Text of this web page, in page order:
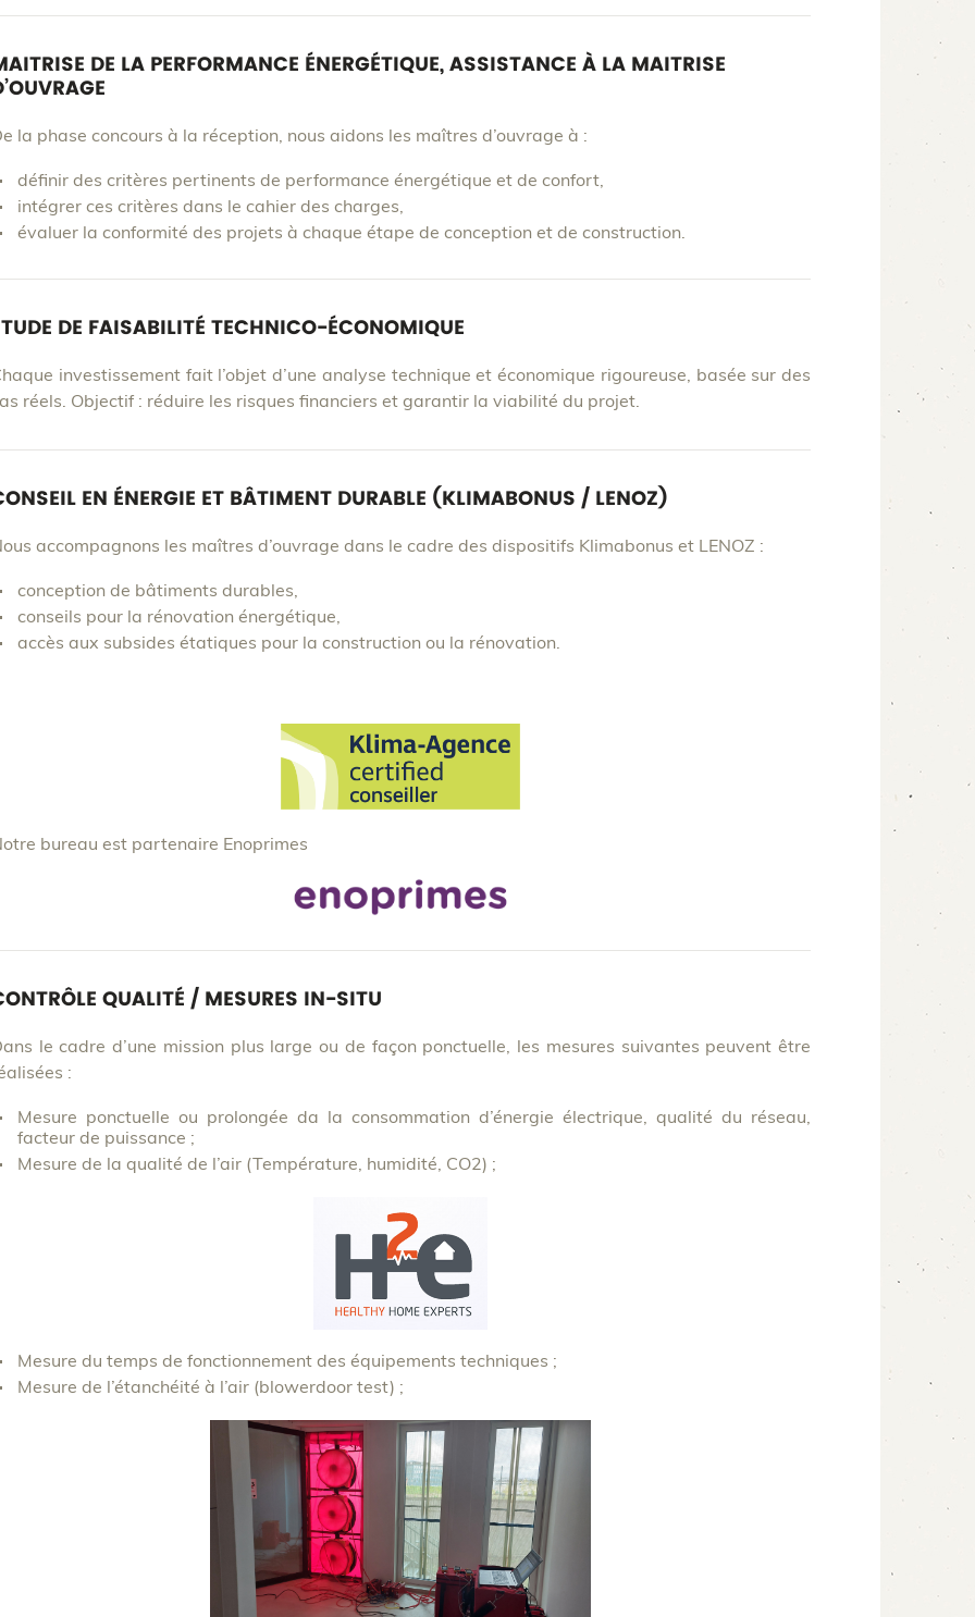
DE LA PERFORMANCE ÉNERGÉTIQUE, ASSISTANCE À LA MAITRISE
la phase concours à la réception, nous aidons les maîtres d’ouvrage à :
définir des critères pertinents de performance énergétique et de confort,
intégrer ces critères dans le cahier des charges,
évaluer la conformité des projets à chaque étape de conception et de construction.
DE FAISABILITÉ TECHNICO-ÉCONOMIQUE
investissement fait l’objet d’une analyse technique et économique rigoureuse, basée sur des
réels. Objectif : réduire les risques financiers et garantir la viabilité du projet.
EN ÉNERGIE ET BÂTIMENT DURABLE (KLIMABONUS / LENOZ)
accompagnons les maîtres d’ouvrage dans le cadre des dispositifs Klimabonus et LENOZ :
conception de bâtiments durables,
conseils pour la rénovation énergétique,
accès aux subsides étatiques pour la construction ou la rénovation.
bureau est partenaire Enoprimes
QUALITÉ / MESURES IN-SITU
le cadre d’une mission plus large ou de façon ponctuelle, les mesures suivantes peuvent être
:
Mesure ponctuelle ou prolongée da la consommation d’énergie électrique, qualité du réseau,
facteur de puissance ;
Mesure de la qualité de l’air (Température, humidité, CO2) ;
Mesure du temps de fonctionnement des équipements techniques ;
Mesure de l’étanchéité à l’air (blowerdoor test) ;